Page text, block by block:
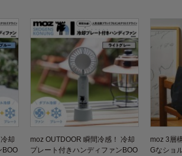
却
BOO
moz OUTDOOR 瞬間冷感！ 冷却
プレート付きハンディファンBOO
moz 3層
Gなショ